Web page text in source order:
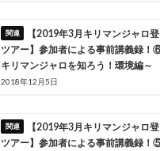
【2019年3月キリマンジャロ
ツアー】参加者による事前講義録！
キリマンジャロを知ろう！環境編～
2018年12月5日
【2019年3月キリマンジャロ
ツアー】参加者による事前講義録！